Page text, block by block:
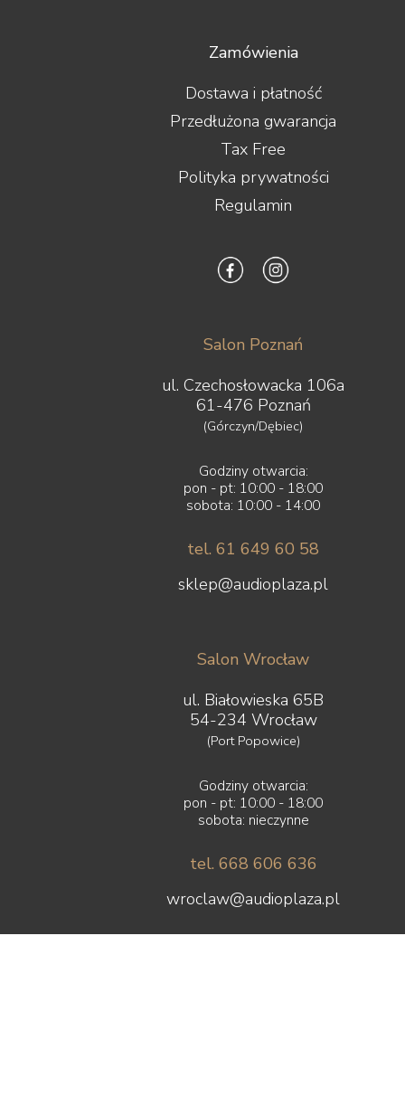
Zamówienia
Dostawa i płatność
Przedłużona gwarancja
Tax Free
Polityka prywatności
Regulamin
Salon Poznań
ul. Czechosłowacka 106a
61-476 Poznań
(Górczyn/Dębiec)
Godziny otwarcia:
pon - pt: 10:00 - 18:00
sobota: 10:00 - 14:00
tel. 61 649 60 58
sklep@audioplaza.pl
Salon Wrocław
ul. Białowieska 65B
54-234 Wrocław
(Port Popowice)
Godziny otwarcia:
pon - pt: 10:00 - 18:00
sobota: nieczynne
tel. 668 606 636
wroclaw@audioplaza.pl